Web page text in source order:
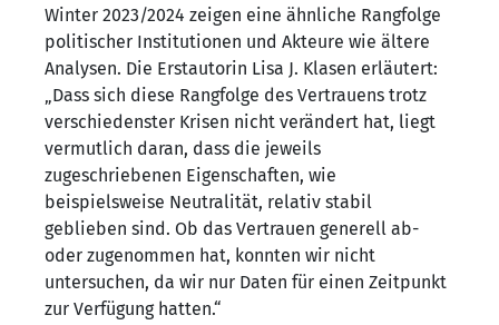
Winter 2023/2024 zeigen eine ähnliche Rangfolge
politischer Institutionen und Akteure wie ältere
Analysen. Die Erstautorin Lisa J. Klasen erläutert:
„Dass sich diese Rangfolge des Vertrauens trotz
verschiedenster Krisen nicht verändert hat, liegt
vermutlich daran, dass die jeweils
zugeschriebenen Eigenschaften, wie
beispielsweise Neutralität, relativ stabil
geblieben sind. Ob das Vertrauen generell ab-
oder zugenommen hat, konnten wir nicht
untersuchen, da wir nur Daten für einen Zeitpunkt
zur Verfügung hatten.“